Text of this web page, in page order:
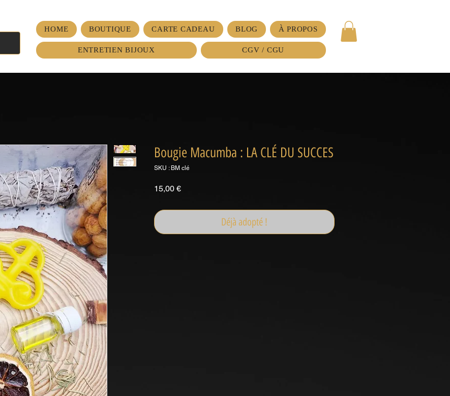
HOME BOUTIQUE CARTE CADEAU BLOG À PROPOS
ENTRETIEN BIJOUX CGV / CGU
Bougie Macumba : LA CLÉ DU SUCCES
SKU : BM clé
15,00 €Prix
Déjà adopté !